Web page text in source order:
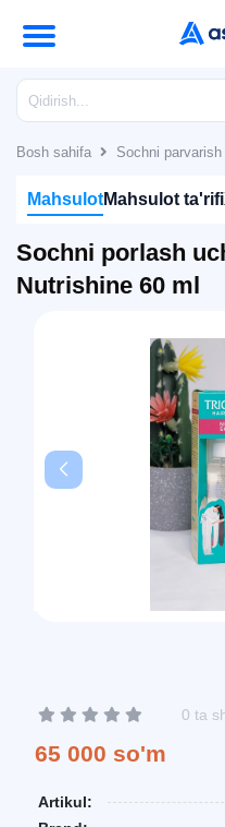
Bosh sahifa Sochni
MahsulotMahsulot ta'rifi
Sochni porlash
Nutrishine 60 ml
0 ta
65 000 so'm
Artikul: